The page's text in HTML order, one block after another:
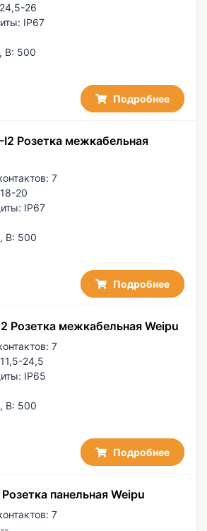
24,5-26
IP67
В: 500
Подробнее
I2 Розетка межкабельная
7
18-20
IP67
В: 500
Подробнее
Розетка межкабельная Weipu
7
11,5-24,5
IP65
В: 500
Подробнее
панельная Weipu
7